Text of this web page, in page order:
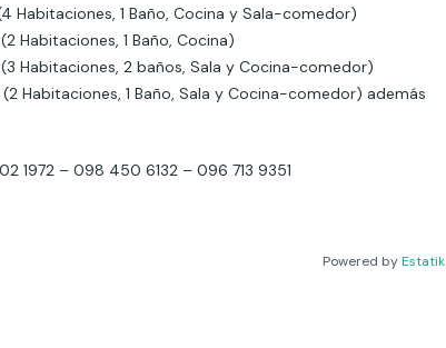
Habitaciones, 1 Baño, Cocina y Sala-comedor)
Habitaciones, 1 Baño, Cocina)
Habitaciones, 2 baños, Sala y Cocina-comedor)
Habitaciones, 1 Baño, Sala y Cocina-comedor) además
1972 – 098 450 6132 – 096 713 9351
Powered byEstatik